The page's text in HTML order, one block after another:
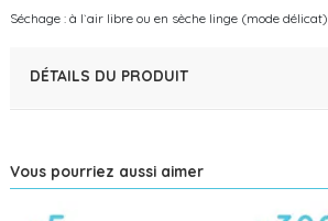
Séchage : à l`air libre ou en sèche linge (mode délicat)
DÉTAILS DU PRODUIT
Vous pourriez aussi aimer